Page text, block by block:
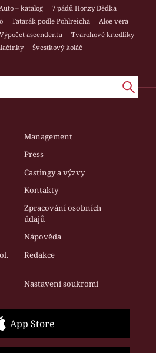
Auto – katalog
7 pádů Honzy Dědka
Tatarák podle Pohlreicha
Aloe vera
Výpočet ascendentu
Tvarohové knedlíky
Švestkový koláč
Management
Press
Castingy a výzvy
Kontakty
Zpracování osobních
údajů
Nápověda
Redakce
Nastavení soukromí
App Store